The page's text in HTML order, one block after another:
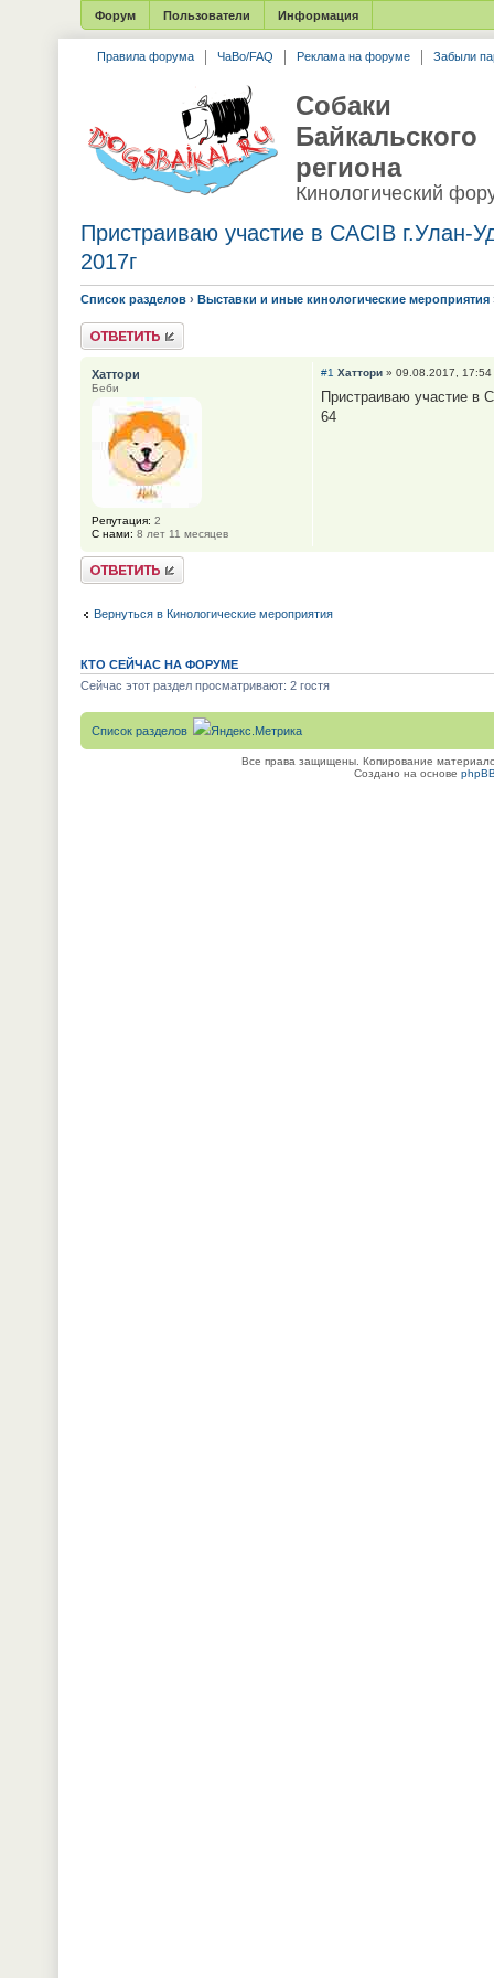
Форум Пользователи Информация
Правила форума ЧаВо/FAQ Реклама на форуме Забыли
Собаки
Байкальского
региона
Кинологический
Пристраиваю участие в CACIB г.Улан-
2017г
Список разделов › Выставки и иные кинологические мероприятия
Ответить
#1 Хаттори» 09.08.2017, 17:54
Пристраиваю участие в
64
Хаттори
Беби
Репутация: 2
С нами: 8 лет 11 месяцев
Ответить
Вернуться в Кинологические мероприятия
КТО СЕЙЧАС НА ФОРУМЕ
Сейчас этот раздел просматривают: 2 гостя
Список разделов
Все права защищены. Копирование
Создано на основе